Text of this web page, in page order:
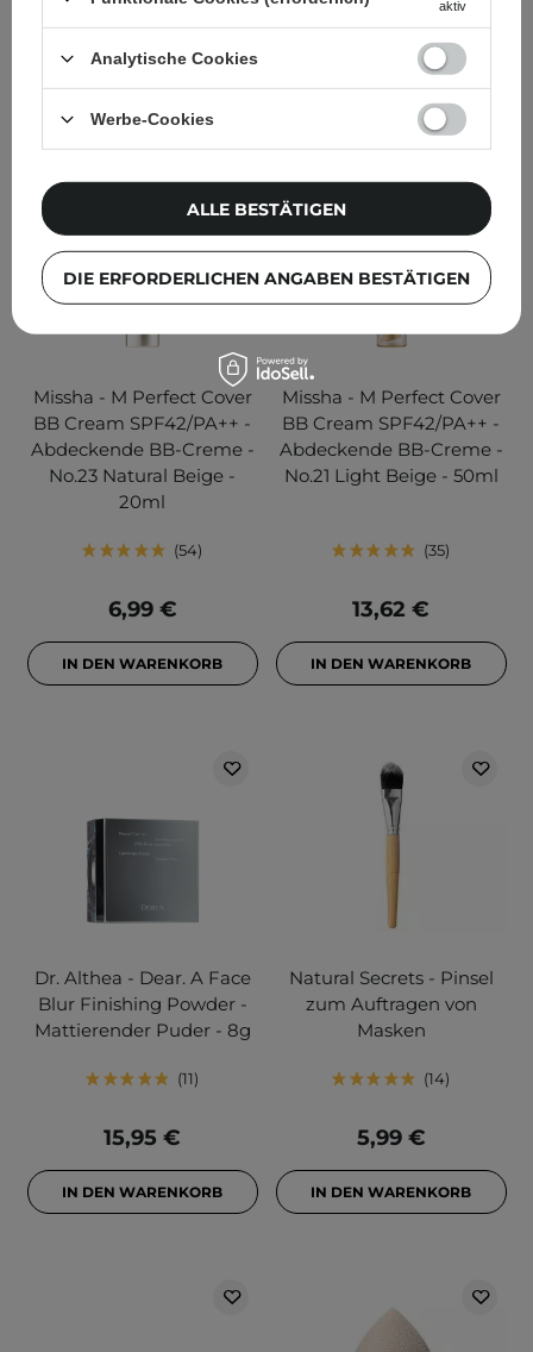
36,99 € 22,40 €
Missha - M Perfect Cover
BB Cream SPF42/PA++ -
Abdeckende BB-Creme -
No.23 Natural Beige -
20ml
54
6,99 €
IN DEN WARENKORB
Missha - M Perfect Cover
BB Cream SPF42/PA++ -
Abdeckende BB-Creme -
No.21 Light Beige - 50ml
35
13,62 €
IN DEN WARENKORB
Dr. Althea - Dear. A Face
Blur Finishing Powder -
Mattierender Puder - 8g
11
15,95 €
IN DEN WARENKORB
Natural Secrets - Pinsel
zum Auftragen von
Masken
14
5,99 €
IN DEN WARENKORB
aktiv
Analytische Cookies
Werbe-Cookies
DIE ERFORDERLICHEN ANGABEN BESTÄTIGEN
ALLE BESTÄTIGEN